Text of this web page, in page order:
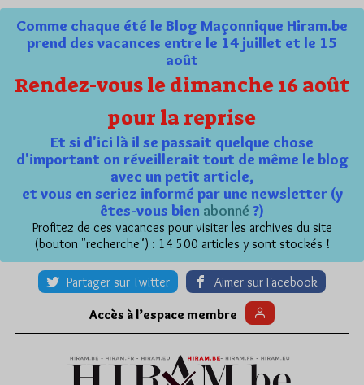
Comme chaque été le Blog Maçonnique Hiram.be
prend des vacances entre le 14 juillet et le 15
août
Rendez-vous le dimanche 16 août
pour la reprise
Et si d'ici là il se passait quelque chose
d'important on réveillerait tout de même le blog
avec un petit article,
et vous en seriez informé par une newsletter (y
êtes-vous bien abonné ?)
Profitez de ces vacances pour visiter les archives du site
(bouton "recherche") : 14 500 articles y sont stockés !
Partager sur Twitter Aimer sur Facebook
Accès à l’espace membre